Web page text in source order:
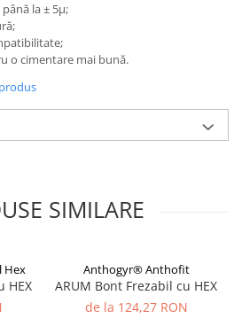
la ± 5μ;
o cimentare mai bună.
SIMILARE
Hex
HEX
Anthogyr® Anthofit
ARUM Bont Frezabil cu HEX
de la 124,27 RON